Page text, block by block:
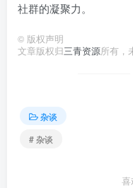
社群的凝聚力。
© 版权声明
文章版权归三青资源所有，
杂谈
# 杂谈
喜